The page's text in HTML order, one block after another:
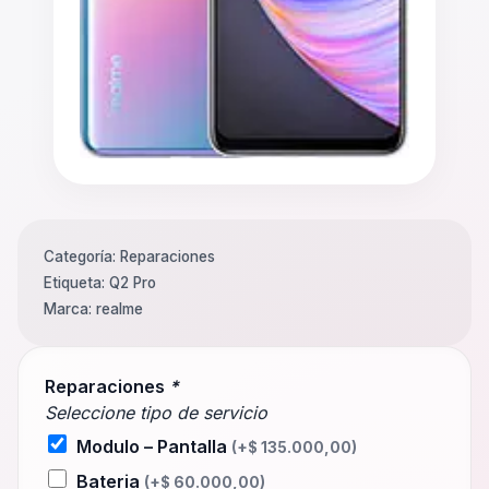
Reparaciones *
Seleccione tipo de servicio
Modulo – Pantalla (+$ 135.000,00)
Bateria (+$ 60.000,00)
Categoría: Reparaciones
Etiqueta: Q2 Pro
Marca: realme